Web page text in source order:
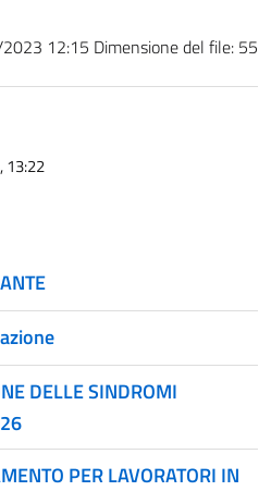
12:15 Dimensione del file: 55
13:22
DELLE SINDROMI
PER LAVORATORI IN